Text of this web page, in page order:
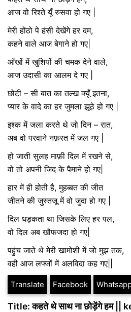
आज वो रिश्ते यूँ रुसवा हो गए |
मेरी होंठो पे हंसी देखेंगे हर दम,
कहने वाले आज बेगाने हो गए|
आँखों में खुशियों की चमक देने वाले,
आज उदासी का आलम दे गए |
छोटी – सी बात का तल्ख क्यूँ इतना,
प्यार के वादे का हर जुमला झूठे हो गए |
इश्क में जला करते थे जो दिन – रात,
अब वो परवाने नफ़रत में जल गए |
हो जाती सुलह माफ़ी दिल में रखने से,
वो तो अपनी जिद के पैमाने हो गए|
हार में ही होती है, मुहब्बत की जीत
जीतने की जुस्तजू में वो जुदा हो गए |
दिल धड़कता था जिसके लिए हर पल,
वो दिल अब खौफजदा हो गए|
पहुंच जाते थे मेरी खामोशी में जो मुझ तक,
वही आज लफ्जों में अलविदा कह गए||
Translate Facebook
Title: कहते थे साथ ना छोड़ेंगे हम ||